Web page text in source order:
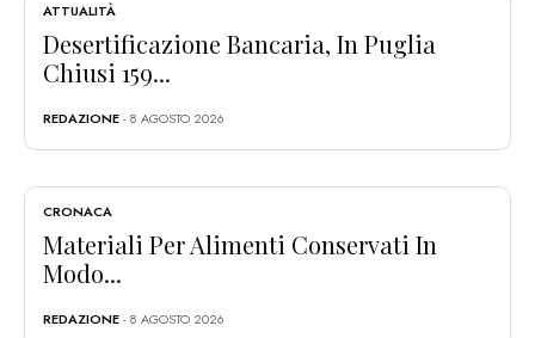
ATTUALITÀ
Desertificazione Bancaria, In Puglia
Chiusi 159...
REDAZIONE- 8 AGOSTO 2026
CRONACA
Materiali Per Alimenti Conservati In
Modo...
REDAZIONE- 8 AGOSTO 2026